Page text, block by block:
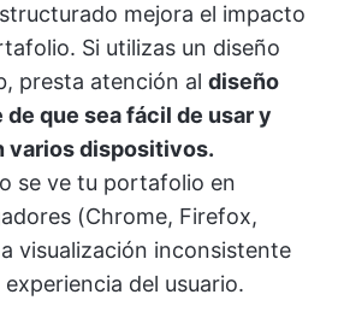
mejora el impacto
Si utilizas un diseño
presta atención al diseño
de que sea fácil de usar y
varios dispositivos.
se ve tu portafolio en
(Chrome, Firefox,
visualización inconsistente
del usuario.